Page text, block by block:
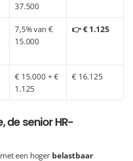
37.500
7,5% van €
15.000
👉 € 1.125
€ 15.000 + €
1.125
€ 16.125
de senior HR-
een hoger belastbaar